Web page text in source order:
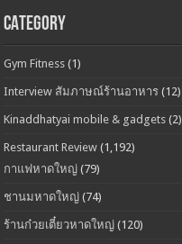
CATEGORY
Gym Fitness (1)
Interview สัมภาษณ์ร้านอาหาร (12)
Kinaddhatyai mobile & gadgets (2)
Restaurant Review (1,192)
กาแฟหาดใหญ่ (79)
ชานมหาดใหญ่ (74)
ร้านก๋วยเตี๋ยวหาดใหญ่ (120)